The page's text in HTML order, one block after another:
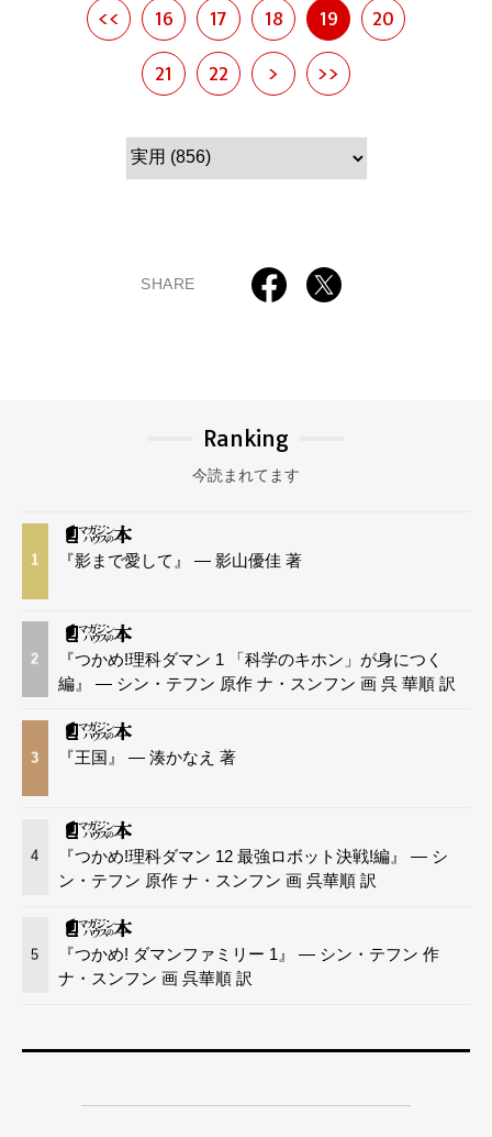
<< 16 17 18 19 20
21 22 > >>
SHARE
Ranking
今読まれてます
1 『影まで愛して』 — 影山優佳 著
2
『つかめ!理科ダマン 1 「科学のキホン」が身につく
編』 — シン・テフン 原作 ナ・スンフン 画 呉 華順 訳
3 『王国』 — 湊かなえ 著
4
『つかめ!理科ダマン 12 最強ロボット決戦!編』 — シ
ン・テフン 原作 ナ・スンフン 画 呉華順 訳
5
『つかめ! ダマンファミリー 1』 — シン・テフン 作
ナ・スンフン 画 呉華順 訳